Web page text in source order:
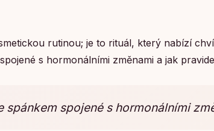
rutinou; je to rituál, který nabízí
s hormonálními změnami a jak
spojené s hormonálními